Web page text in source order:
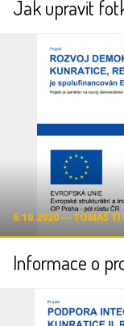
Jak upravit
6.10.2020 ― TOMÁŠ